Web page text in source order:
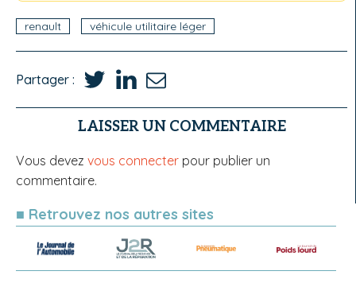
renault véhicule utilitaire léger
Partager :
LAISSER UN COMMENTAIRE
Vous devez vous connecter pour publier un
commentaire.
■ Retrouvez nos autres sites